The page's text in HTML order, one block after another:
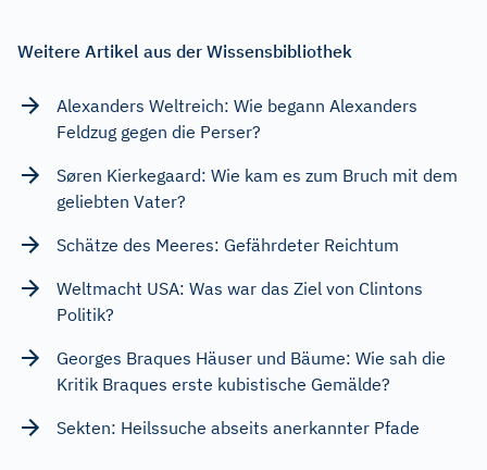
Weitere Artikel aus der Wissensbibliothek
Alexanders Weltreich: Wie begann Alexanders
Feldzug gegen die Perser?
Søren Kierkegaard: Wie kam es zum Bruch mit dem
geliebten Vater?
Schätze des Meeres: Gefährdeter Reichtum
Weltmacht USA: Was war das Ziel von Clintons
Politik?
Georges Braques Häuser und Bäume: Wie sah die
Kritik Braques erste kubistische Gemälde?
Sekten: Heilssuche abseits anerkannter Pfade